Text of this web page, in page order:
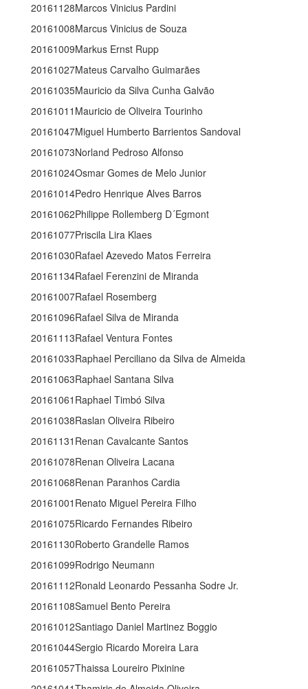
20161128Marcos Vinicius Pardini
20161008Marcus Vinicius de Souza
20161009Markus Ernst Rupp
20161027Mateus Carvalho Guimarães
20161035Mauricio da Silva Cunha Galvão
20161011Mauricio de Oliveira Tourinho
20161047Miguel Humberto Barrientos Sandoval
20161073Norland Pedroso Alfonso
20161024Osmar Gomes de Melo Junior
20161014Pedro Henrique Alves Barros
20161062Philippe Rollemberg D´Egmont
20161077Priscila Lira Klaes
20161030Rafael Azevedo Matos Ferreira
20161134Rafael Ferenzini de Miranda
20161007Rafael Rosemberg
20161096Rafael Silva de Miranda
20161113Rafael Ventura Fontes
20161033Raphael Perciliano da Silva de Almeida
20161063Raphael Santana Silva
20161061Raphael Timbó Silva
20161038Raslan Oliveira Ribeiro
20161131Renan Cavalcante Santos
20161078Renan Oliveira Lacana
20161068Renan Paranhos Cardia
20161001Renato Miguel Pereira Filho
20161075Ricardo Fernandes Ribeiro
20161130Roberto Grandelle Ramos
20161099Rodrigo Neumann
20161112Ronald Leonardo Pessanha Sodre Jr.
20161108Samuel Bento Pereira
20161012Santiago Daniel Martinez Boggio
20161044Sergio Ricardo Moreira Lara
20161057Thaissa Loureiro Pixinine